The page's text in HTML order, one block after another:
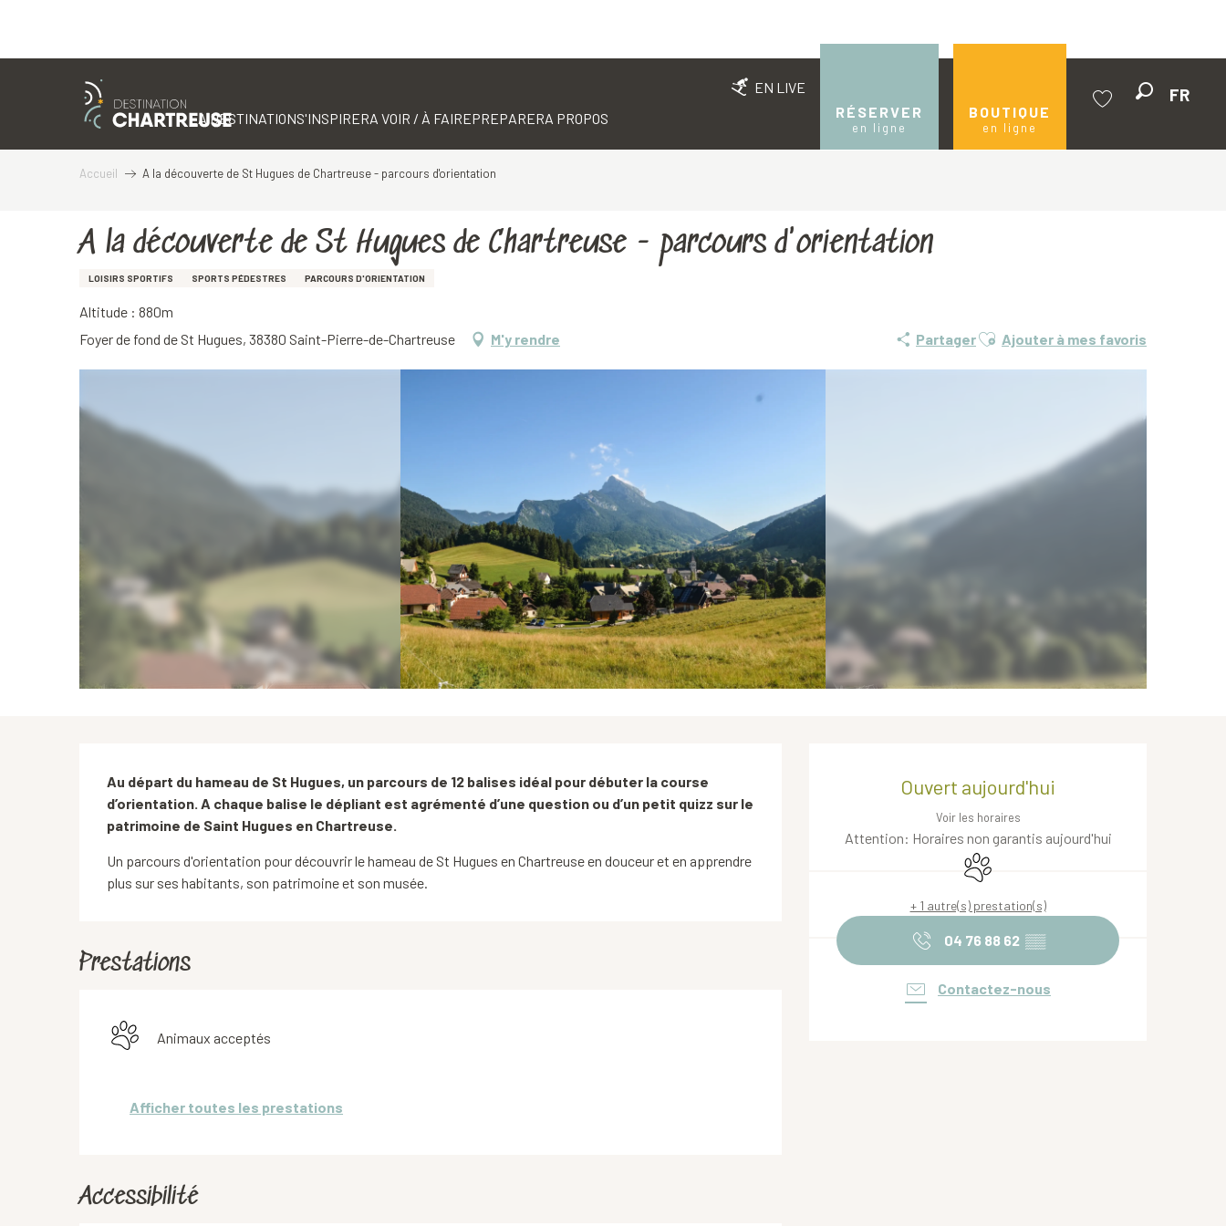
EN LIVE
RÉSERVER
en ligne
BOUTIQUE
en ligne
FR
LA DESTINATIONS'INSPIRERA VOIR / À FAIREPREPARERA PROPOS
Accueil A la découverte de St Hugues de Chartreuse - parcours d'orientation
A la découverte de St Hugues de Chartreuse - parcours d'orientation
LOISIRS SPORTIFS SPORTS PÉDESTRES PARCOURS D'ORIENTATION
Altitude : 880m
Foyer de fond de St Hugues, 38380 Saint-Pierre-de-Chartreuse
M'y rendre PartagerAjouter aux favoris
Ajouter à mes favoris
Ouverture et coordonnées
Ouvert aujourd'hui
Voir les horaires
Attention: Horaires non garantis aujourd'hui
Animaux acceptés
+ 1 autre(s) prestation(s)
04 76 88 62 ▒▒
Contactez-nous
Description
Au départ du hameau de St Hugues, un parcours de 12 balises idéal pour débuter la course
d’orientation. A chaque balise le dépliant est agrémenté d’une question ou d’un petit quizz sur le
patrimoine de Saint Hugues en Chartreuse.
Un parcours d'orientation pour découvrir le hameau de St Hugues en Chartreuse en douceur et en apprendre
plus sur ses habitants, son patrimoine et son musée.
Prestations
Animaux acceptés
Afficher toutes les prestations
Accessibilité